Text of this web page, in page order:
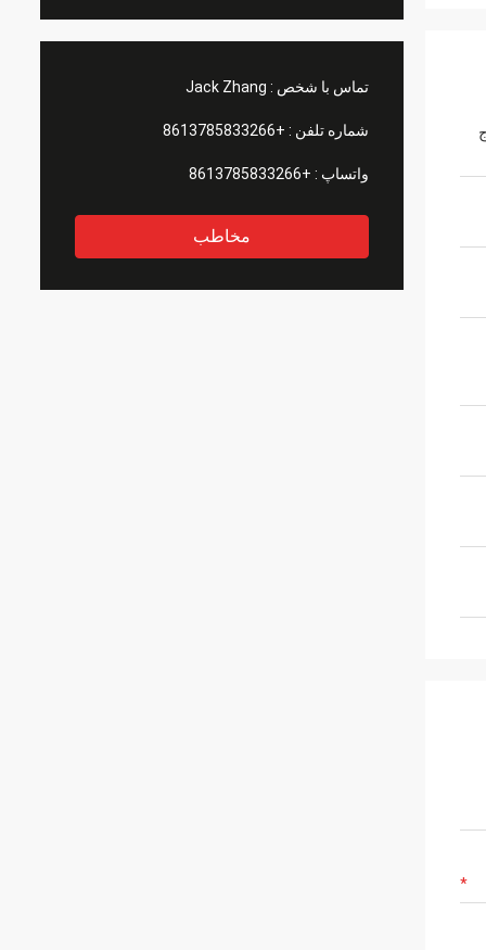
تماس با شخص : Jack Zhang
شماره تلفن : +8613785833266
واتساپ : +8613785833266
مخاطب